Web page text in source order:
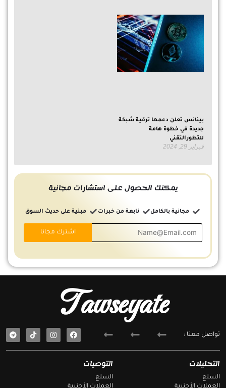
بينانس تعلن دعمها ترقية شبكة
جديدة في خطوة هامة
للتطورالتقني
فبراير 29, 2024
يمكنك الحصول على استشارات مجانية
مجانية بالكامل نابعة من خبرات مبنية على حديث السوق
التوصيات
السلع
العملات الأجنبية
التحليلات
السلع
العملات الأجنبية
Tawseyate
تواصل معنا :
F
a
e
T
e
e